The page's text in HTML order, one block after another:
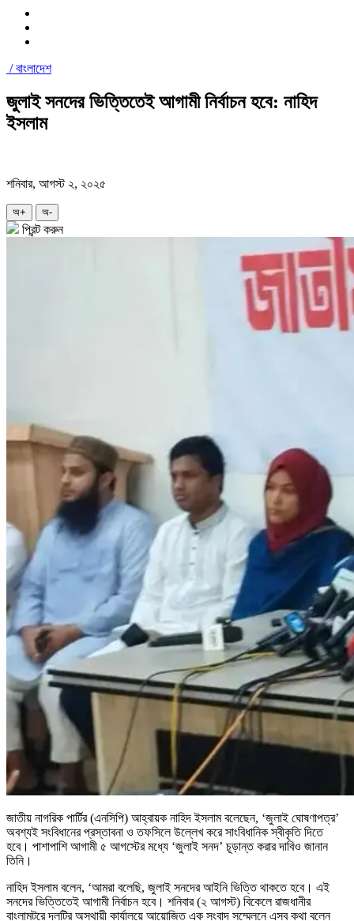
/বাংলাদেশ
জুলাই সনদের ভিত্তিতেই আগামী নির্বাচন হবে: নাহিদ
ইসলাম
শনিবার, আগস্ট ২, ২০২৫
অ+ অ-
প্রিন্ট করুন
জাতীয় নাগরিক পার্টির (এনসিপি) আহ্বায়ক নাহিদ ইসলাম বলেছেন, ‘জুলাই ঘোষণাপত্র’
অবশ্যই সংবিধানের প্রস্তাবনা ও তফসিলে উল্লেখ করে সাংবিধানিক স্বীকৃতি দিতে
হবে। পাশাপাশি আগামী ৫ আগস্টের মধ্যে ‘জুলাই সনদ’ চূড়ান্ত করার দাবিও জানান
তিনি।
নাহিদ ইসলাম বলেন, ‘আমরা বলেছি, জুলাই সনদের আইনি ভিত্তি থাকতে হবে। এই
সনদের ভিত্তিতেই আগামী নির্বাচন হবে। শনিবার (২ আগস্ট) বিকেলে রাজধানীর
বাংলামটরে দলটির অস্থায়ী কার্যালয়ে আয়োজিত এক সংবাদ সম্মেলনে এসব কথা বলেন